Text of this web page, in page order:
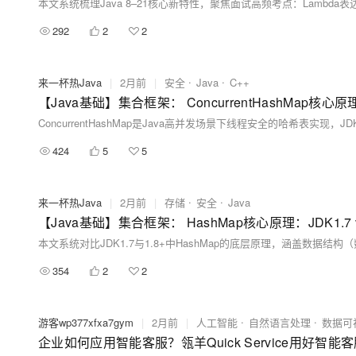
292 2 2
来一杯热Java | 2月前 | 安全 Java C++
424 5 5
来一杯热Java | 2月前 | 存储 安全 Java
354 2 2
游客wp377xfxa7gym | 2月前 | 人工智能 自然语言处理 数据可
企业如何应用智能客服？瓴羊Quick Service用好智能